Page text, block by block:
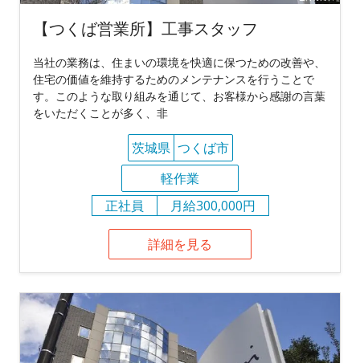
【つくば営業所】工事スタッフ
当社の業務は、住まいの環境を快適に保つための改善や、
住宅の価値を維持するためのメンテナンスを行うことで
す。このような取り組みを通じて、お客様から感謝の言葉
をいただくことが多く、非
茨城県 つくば市
軽作業
正社員
月給300,000円
詳細を見る